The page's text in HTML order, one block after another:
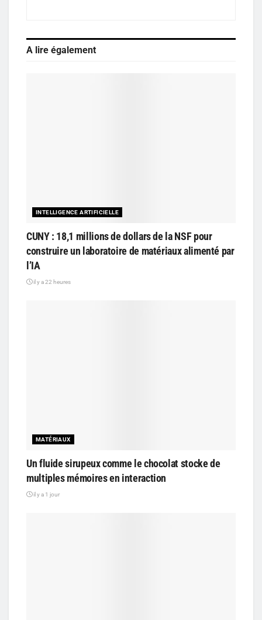
A lire également
INTELLIGENCE ARTIFICIELLE
CUNY : 18,1 millions de dollars de la NSF pour
construire un laboratoire de matériaux alimenté par
l’IA
il y a 22 heures
MATÉRIAUX
Un fluide sirupeux comme le chocolat stocke de
multiples mémoires en interaction
il y a 1 jour